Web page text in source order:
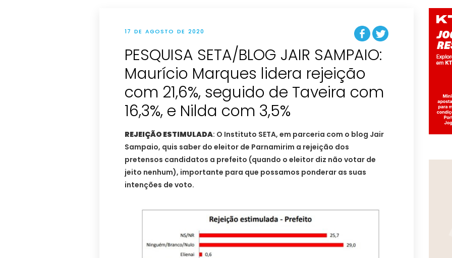
17 DE AGOSTO DE 2020
PESQUISA SETA/BLOG JAIR SAMPAIO:
Maurício Marques lidera rejeição
com 21,6%, seguido de Taveira com
16,3%, e Nilda com 3,5%
REJEIÇÃO ESTIMULADA: O Instituto SETA, em parceria com o blog Jair
Sampaio, quis saber do eleitor de Parnamirim a rejeição dos
pretensos candidatos a prefeito (quando o eleitor diz não votar de
jeito nenhum), importante para que possamos ponderar as suas
intenções de voto.